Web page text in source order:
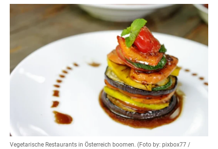
Vegetarische Restaurants in Österreich boomen. (Foto by: pixbox77 /